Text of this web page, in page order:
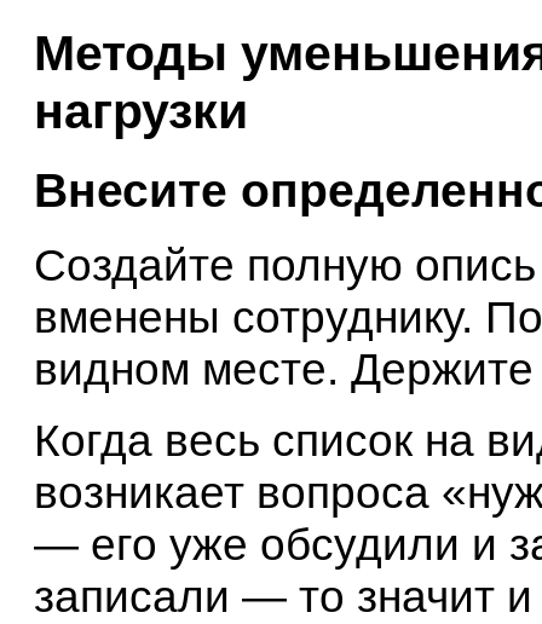
Методы
нагрузки
Внесите
Создайте полную
вменены сотруднику.
видном месте.
Когда весь список на
возникает вопроса
— его уже обсудили и
записали — то значит